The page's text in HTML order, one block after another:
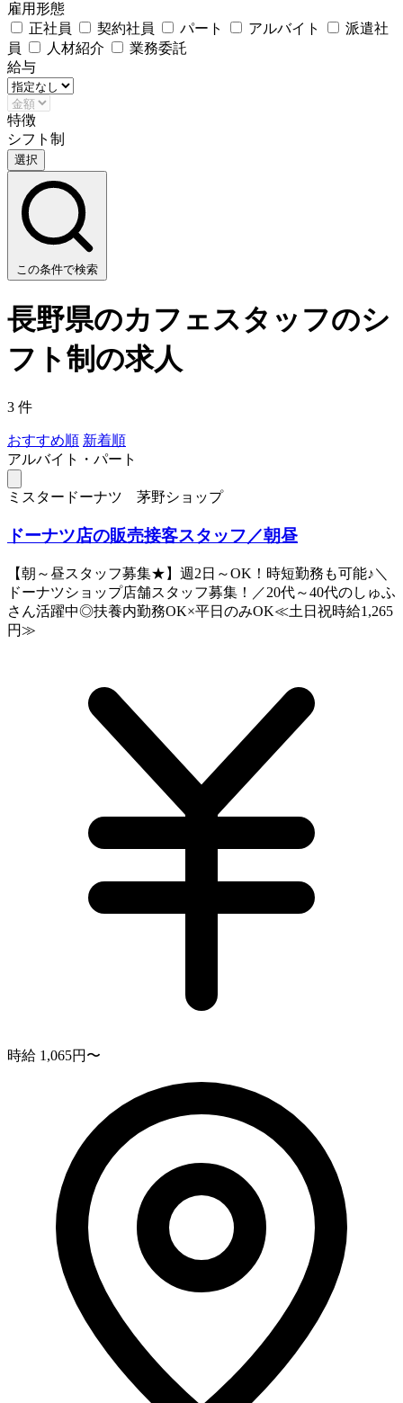
雇用形態
正社員
契約社員 パート アルバイト
派遣社
員
人材紹介
業務委託
給与
特徴
シフト制
選択
この条件で検索
長野県のカフェスタッフのシ
フト制の求人
3 件
おすすめ順 新着順
アルバイト・パート
ミスタードーナツ 茅野ショップ
ドーナツ店の販売接客スタッフ／朝昼
【朝～昼スタッフ募集★】週2日～OK！時短勤務も可能♪＼
ドーナツショップ店舗スタッフ募集！／20代～40代のしゅふ
さん活躍中◎扶養内勤務OK×平日のみOK≪土日祝時給1,265
円≫
時給 1,065円〜